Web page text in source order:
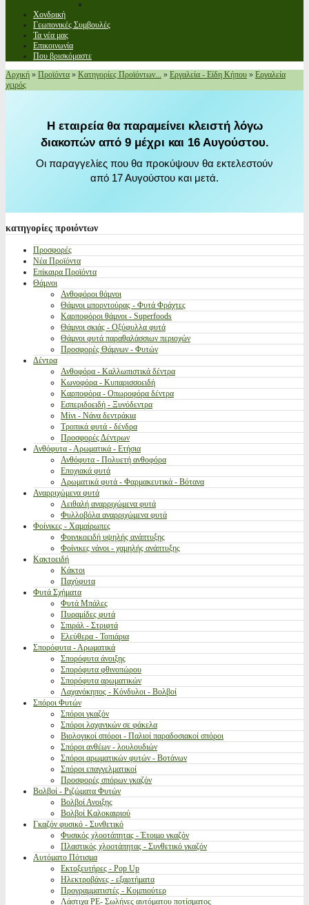
Χονδρική
Γεωπονικές Συμβουλές
Τα νέα μας
Επικοινωνία
Που βρισκόμαστε
Αρχική » Προϊόντα » Κατηγορίες Προϊόντων... » Εργαλεία - Είδη Κήπου » Εργαλεία
χειρός
Η εταιρεία θα παραμείνει κλειστή λόγω
διακοπών από 9 μέχρι και 16 Αυγούστου.
Οι παραγγελίες που θα προκύψουν θα εκτελεστούν
από 17 Αυγούστου και μετά.
κατηγορίες προιόντων
Προσφορές
Νέα Προϊόντα
Επίκαιρα Προϊόντα
Θάμνοι
Ανθοφόροι θάμνοι
Θάμνοι μπορντούρας - Φυτά Φράχτες
Καρποφόροι θάμνοι - Superfoods
Θάμνοι σκιάς - Οξύφυλλα φυτά
Θάμνοι φυτά παραθαλάσσιων περιοχών
Προσφορές Θάμνων - Φυτών
Δέντρα
Ανθοφόρα - Καλλωπιστικά δέντρα
Κωνοφόρα - Κυπαρισσοειδή
Καρποφόρα - Οπωροφόρα δέντρα
Εσπεριδοειδή - Ξυνόδεντρα
Μίνι - Νάνα δεντράκια
Τροπικά φυτά - δένδρα
Προσφορές Δέντρων
Ανθόφυτα - Αρωματικά - Ετήσια
Ανθόφυτα - Πολυετή ανθοφόρα
Εποχιακά φυτά
Αρωματικά φυτά - Φαρμακευτικά - Βότανα
Αναρριχώμενα φυτά
Αειθαλή αναρριχώμενα φυτά
Φυλλοβόλα αναρριχώμενα φυτά
Φοίνικες - Χαμαίρωπες
Φοινικοειδή υψηλής ανάπτυξης
Φοίνικες νάνοι - χαμηλής ανάπτυξης
Κακτοειδή
Κάκτοι
Παχύφυτα
Φυτά Σχήματα
Φυτά Μπάλες
Πυραμίδες φυτά
Σπιράλ - Στριφτά
Ελεύθερα - Τοπιάρια
Σπορόφυτα - Αρωματικά
Σπορόφυτα άνοιξης
Σπορόφυτα φθινοπώρου
Σπορόφυτα αρωματικών
Λαχανόκηπος - Κόνδυλοι - Βολβοί
Σπόροι Φυτών
Σπόροι γκαζόν
Σπόροι λαχανικών σε φάκελα
Βιολογικοί σπόροι - Παλιοί παραδοσιακοί σπόροι
Σπόροι ανθέων - λουλουδιών
Σπόροι αρωματικών φυτών - Βοτάνων
Σπόροι επαγγελματικοί
Προσφορές σπόρων γκαζόν
Βολβοί - Ριζώματα Φυτών
Βολβοί Ανοιξης
Βολβοί Καλοκαιριού
Γκαζόν φυσικό - Συνθετικό
Φυσικός χλοοτάπητας - Έτοιμο γκαζόν
Πλαστικός χλοοτάπητας - Συνθετικό γκαζόν
Αυτόματο Πότισμα
Εκτοξευτήρες - Pop Up
Ηλεκτροβάνες - εξαρτήματα
Προγραμματιστές - Κομπιούτερ
Λάστιχα PE- Σωλήνες αυτόματου ποτίσματος